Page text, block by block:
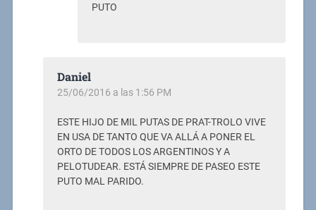
PUTO
Daniel
25/06/2016 a las 1:56 PM
ESTE HIJO DE MIL PUTAS DE PRAT-TROLO VIVE
EN USA DE TANTO QUE VA ALLÁ A PONER EL
ORTO DE TODOS LOS ARGENTINOS Y A
PELOTUDEAR. ESTÁ SIEMPRE DE PASEO ESTE
PUTO MAL PARIDO.